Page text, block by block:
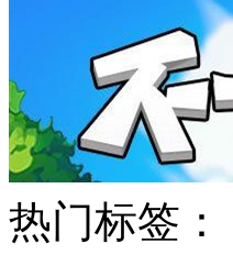
热门标签：